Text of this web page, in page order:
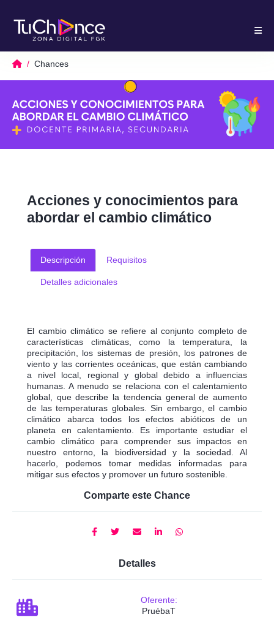
Chances
Acciones y conocimientos para
abordar el cambio climático
Descripción Requisitos
Detalles adicionales
El cambio climático se refiere al conjunto completo de
características climáticas, como la temperatura, la
precipitación, los sistemas de presión, los patrones de
viento y las corrientes oceánicas, que están cambiando
a nivel local, regional y global debido a influencias
humanas. A menudo se relaciona con el calentamiento
global, que describe la tendencia general de aumento
de las temperaturas globales. Sin embargo, el cambio
climático abarca todos los efectos abióticos de un
planeta en calentamiento. Es importante estudiar el
cambio climático para comprender sus impactos en
nuestro entorno, la biodiversidad y la sociedad. Al
hacerlo, podemos tomar medidas informadas para
mitigar sus efectos y promover un futuro sostenible.
Comparte este Chance
Detalles
Oferente:
PruébaT